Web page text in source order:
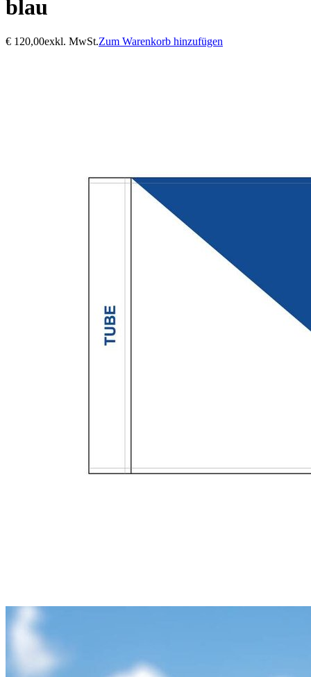
blau
€ 120,00exkl. MwSt.Zum Warenkorb hinzufügen